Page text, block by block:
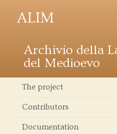
ALIM
Archivio della
del Medioevo
The project
Contributors
Documentation